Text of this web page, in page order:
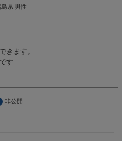
島県 男性
きます。
す
非公開